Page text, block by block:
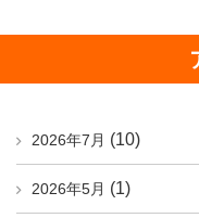
2026年7月 (10)
2026年5月 (1)